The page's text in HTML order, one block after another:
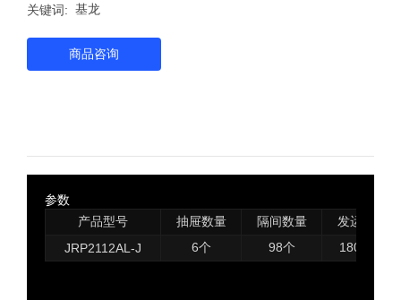
关键词: 基龙
商品咨询
参数
产品型号
抽屉数量 隔间数量
发运重量
JRP2112AL-J
6个 98个 180公斤